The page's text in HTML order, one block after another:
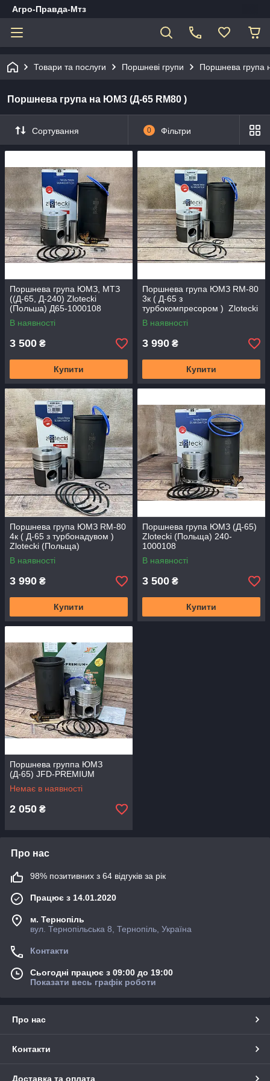
Агро-Правда-Мтз
Товари та послуги Поршневі групи Поршнева
Поршнева група на ЮМЗ (Д-65 RM80 )
Сортування 0 Фільтри
Поршнева група ЮМЗ, МТЗ
((Д-65, Д-240) Zlotecki
(Польша) Д65-1000108
В наявності
3 500 ₴
Купити
Поршнева група ЮМЗ RM-80
3к ( Д-65 з
турбокомпресором ) Zlotecki
(Польща)
В наявності
3 990 ₴
Купити
Поршнева група ЮМЗ RM-80
4к ( Д-65 з турбонадувом )
Zlotecki (Польща)
В наявності
3 990 ₴
Купити
Поршнева група ЮМЗ (Д-65)
Zlotecki (Польща) 240-
1000108
В наявності
3 500 ₴
Купити
Поршнева группа ЮМЗ
(Д-65) JFD-PREMIUM
Немає в наявності
2 050 ₴
Про нас
98% позитивних з 64 відгуків за рік
Працює з 14.01.2020
м. Тернопіль
вул. Тернопільська 8, Тернопіль, Україна
Контакти
Сьогодні працює з 09:00 до 19:00
Показати весь графік роботи
Про нас
Контакти
Доставка та оплата